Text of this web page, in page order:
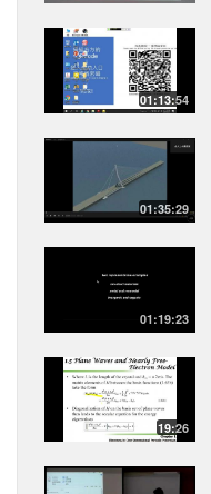
01:13:54
01:35:29
01:19:23
19:26